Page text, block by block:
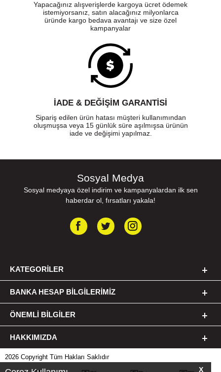
X
Yapacağınız alışverişlerde kargoya ücret ödemek
istemiyorsanız, satın alacağınız milyonlarca
üründe kargo bedava avantajı ve size özel
kampanyalar
İADE & DEĞİŞİM GARANTİSİ
Sipariş edilen ürün hatası müşteri kullanımından
oluşmuşsa veya 15 günlük süre aşılmışsa ürünün
iade ve değişimi yapılmaz.
Sosyal Medya
Sosyal medyaya özel indirim ve kampanyalardan ilk sen
haberdar ol, fırsatları yakala!
KATEGORILER
BANKA HESAP BILGILERIMIZ
ÖNEMLI BILGILER
HAKKIMIZDA
2026 Copyright Tüm Hakları Saklıdır